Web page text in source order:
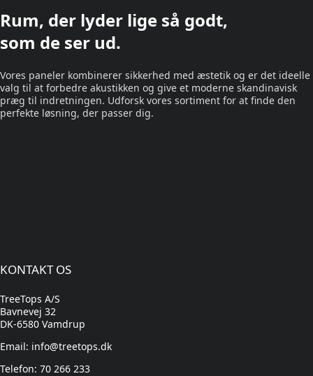
Rum, der lyder lige så godt,
som de ser ud.
Vores paneler kombinerer sikkerhed med æstetik og er det ideelle
valg til at forbedre akustikken og give et moderne skandinavisk
præg til indretningen. Udforsk vores sortiment for at finde den
perfekte løsning, der passer dig.
KONTAKT OS
TreeTops A/S
Bavnevej 32
DK-6580 Vamdrup
Email: info@treetops.dk
Telefon: 70 266 233